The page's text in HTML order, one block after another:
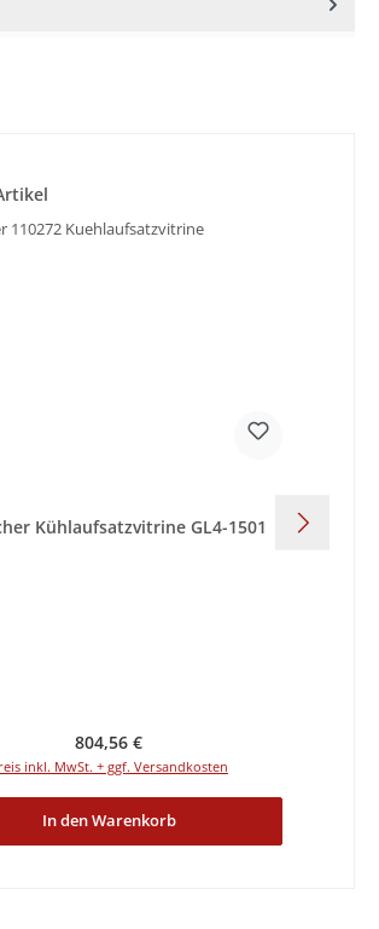
überspringen
Kühlaufsatzvitrine GL4-1501
Regulärer Preis:
804,56 €
inkl. MwSt. + ggf. Versandkosten
In den Warenkorb